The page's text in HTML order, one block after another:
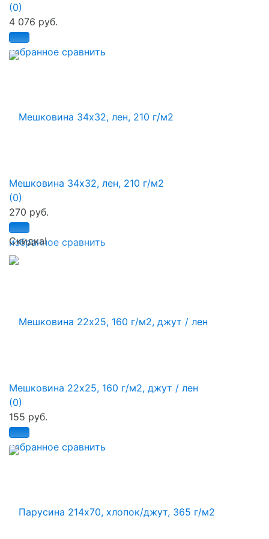
избранное сравнить
(0)
4 076 руб.
избранное сравнить
Мешковина 34х32, лен, 210 г/м2
(0)
270 руб.
Скидка!
избранное сравнить
Мешковина 22х25, 160 г/м2, джут / лен
(0)
155 руб.